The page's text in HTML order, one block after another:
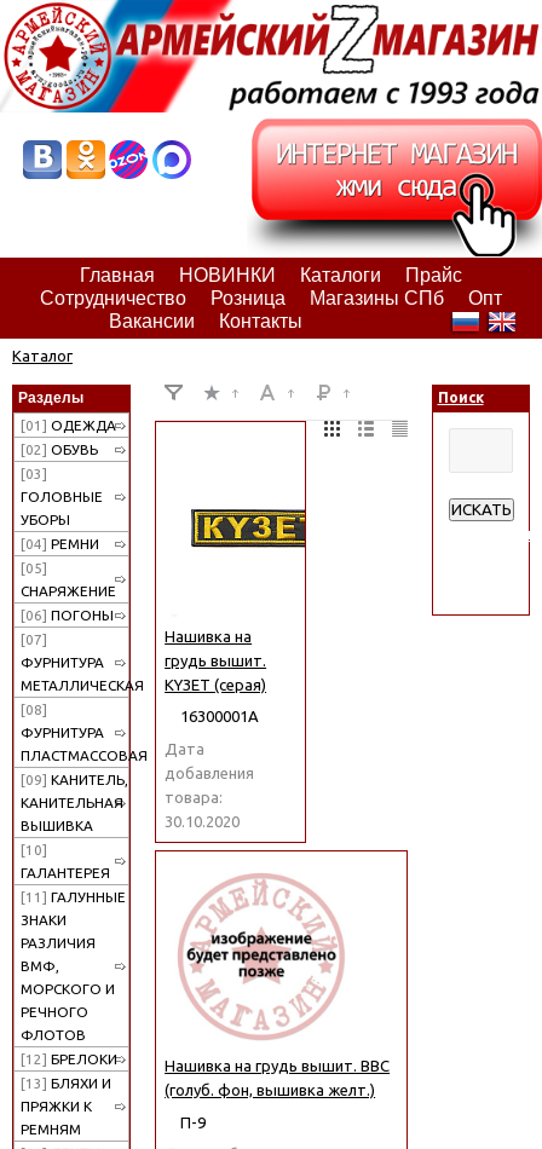
Главная НОВИНКИ Каталоги
Прайс
Сотрудничество
Розница Магазины СПб
Опт
Вакансии
Контакты
Каталог
Разделы
[01] ОДЕЖДА
[02] ОБУВЬ
[03]
ГОЛОВНЫЕ
УБОРЫ
[04] РЕМНИ
[05]
СНАРЯЖЕНИЕ
[06] ПОГОНЫ
[07]
ФУРНИТУРА
МЕТАЛЛИЧЕСКАЯ
[08]
ФУРНИТУРА
ПЛАСТМАССОВАЯ
[09] КАНИТЕЛЬ,
КАНИТЕЛЬНАЯ
ВЫШИВКА
[10]
ГАЛАНТЕРЕЯ
[11] ГАЛУННЫЕ
ЗНАКИ
РАЗЛИЧИЯ
ВМФ,
МОРСКОГО И
РЕЧНОГО
ФЛОТОВ
[12] БРЕЛОКИ
[13] БЛЯХИ И
ПРЯЖКИ К
РЕМНЯМ
Нашивка на
грудь вышит.
КYЗET (серая)
16300001А
Дата
добавления
товара:
30.10.2020
Нашивка на грудь вышит. ВВС
(голуб. фон, вышивка желт.)
П-9
Поиск
ИСКАТЬ